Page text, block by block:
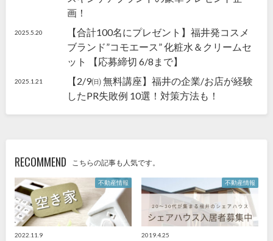
画！
2025.5.20
【合計100名にプレゼント】福井発コスメ
ブランド”コモエース” 化粧水＆クリームセ
ット 【応募締切 6/8まで】
2025.1.21
【2/9㈰ 無料講座】福井の企業/お店が経験
したPR失敗例 10選！対策方法も！
RECOMMEND こちらの記事も人気です。
不動産情報
2022.11.9
不動産情報
2019.4.25